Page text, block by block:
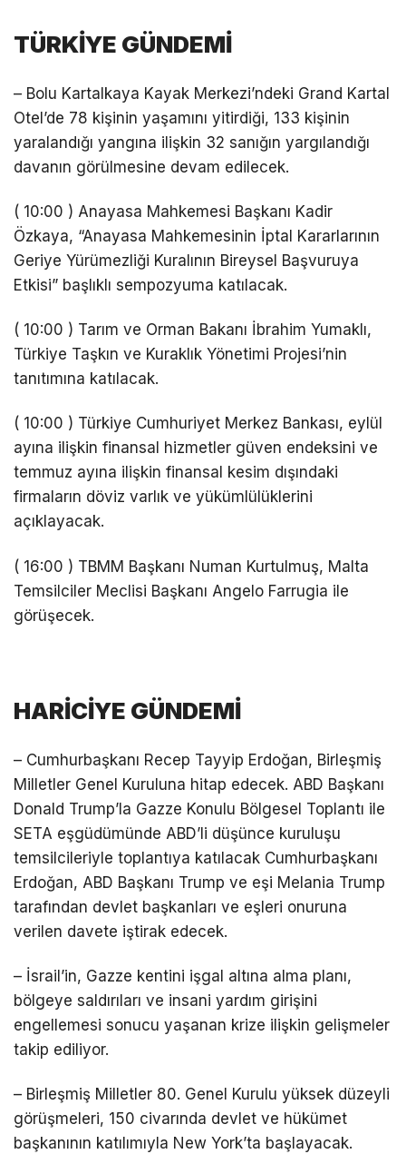
TÜRKİYE GÜNDEMİ
– Bolu Kartalkaya Kayak Merkezi’ndeki Grand Kartal
Otel’de 78 kişinin yaşamını yitirdiği, 133 kişinin
yaralandığı yangına ilişkin 32 sanığın yargılandığı
davanın görülmesine devam edilecek.
( 10:00 ) Anayasa Mahkemesi Başkanı Kadir
Özkaya, “Anayasa Mahkemesinin İptal Kararlarının
Geriye Yürümezliği Kuralının Bireysel Başvuruya
Etkisi” başlıklı sempozyuma katılacak.
( 10:00 ) Tarım ve Orman Bakanı İbrahim Yumaklı,
Türkiye Taşkın ve Kuraklık Yönetimi Projesi’nin
tanıtımına katılacak.
( 10:00 ) Türkiye Cumhuriyet Merkez Bankası, eylül
ayına ilişkin finansal hizmetler güven endeksini ve
temmuz ayına ilişkin finansal kesim dışındaki
firmaların döviz varlık ve yükümlülüklerini
açıklayacak.
( 16:00 ) TBMM Başkanı Numan Kurtulmuş, Malta
Temsilciler Meclisi Başkanı Angelo Farrugia ile
görüşecek.
HARİCİYE GÜNDEMİ
– Cumhurbaşkanı Recep Tayyip Erdoğan, Birleşmiş
Milletler Genel Kuruluna hitap edecek. ABD Başkanı
Donald Trump’la Gazze Konulu Bölgesel Toplantı ile
SETA eşgüdümünde ABD’li düşünce kuruluşu
temsilcileriyle toplantıya katılacak Cumhurbaşkanı
Erdoğan, ABD Başkanı Trump ve eşi Melania Trump
tarafından devlet başkanları ve eşleri onuruna
verilen davete iştirak edecek.
– İsrail’in, Gazze kentini işgal altına alma planı,
bölgeye saldırıları ve insani yardım girişini
engellemesi sonucu yaşanan krize ilişkin gelişmeler
takip ediliyor.
– Birleşmiş Milletler 80. Genel Kurulu yüksek düzeyli
görüşmeleri, 150 civarında devlet ve hükümet
başkanının katılımıyla New York’ta başlayacak.